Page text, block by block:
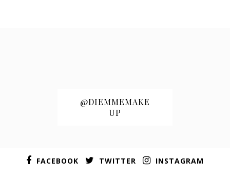
@DIEMMEMAKE
UP
FACEBOOK TWITTER INSTAGRAM